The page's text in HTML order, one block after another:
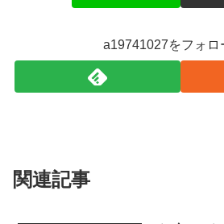
a19741027をフォロ
関連記事